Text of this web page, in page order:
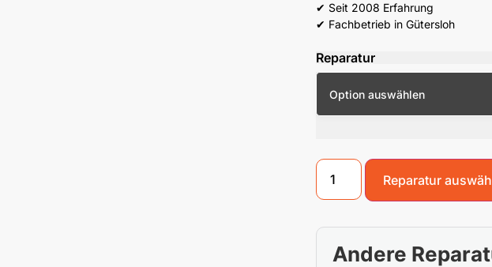
✔ Seit 2008 Erfahrung
✔ Fachbetrieb in Gütersloh
Reparatur
Reparatur
Andere